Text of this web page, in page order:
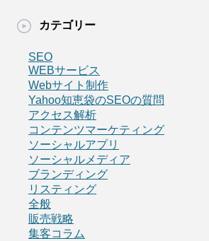
カテゴリー
SEO
WEBサービス
Webサイト制作
Yahoo知恵袋のSEOの質問
アクセス解析
コンテンツマーケティング
ソーシャルアプリ
ソーシャルメディア
ブランディング
リスティング
全般
販売戦略
集客コラム